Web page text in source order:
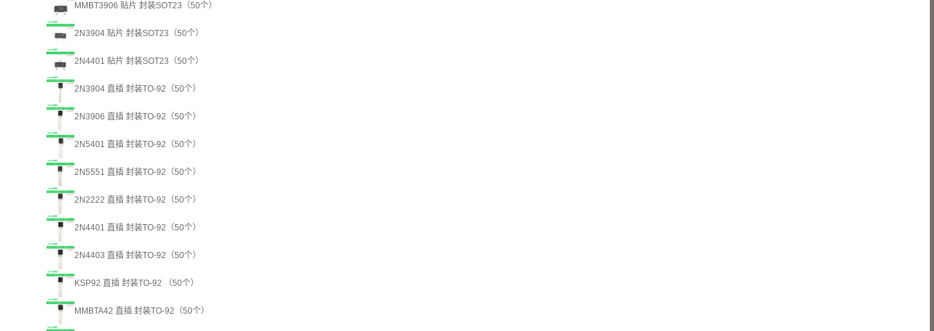
MMBT3906 贴片 封装SOT23（50个）
2N3904 贴片 封装SOT23（50个）
2N4401 贴片 封装SOT23（50个）
2N3904 直插 封装TO-92（50个）
2N3906 直插 封装TO-92（50个）
2N5401 直插 封装TO-92（50个）
2N5551 直插 封装TO-92（50个）
2N2222 直插 封装TO-92（50个）
2N4401 直插 封装TO-92（50个）
2N4403 直插 封装TO-92（50个）
KSP92 直插 封装TO-92 （50个）
MMBTA42 直插 封装TO-92（50个）